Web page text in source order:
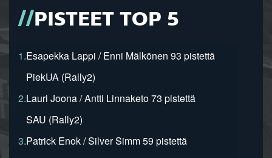
PISTEET TOP 5
1.Esapekka Lappi / Enni Mälkönen 93 pistettä
PiekUA (Rally2)
2.Lauri Joona / Antti Linnaketo 73 pistettä
SAU (Rally2)
3.Patrick Enok / Silver Simm 59 pistettä